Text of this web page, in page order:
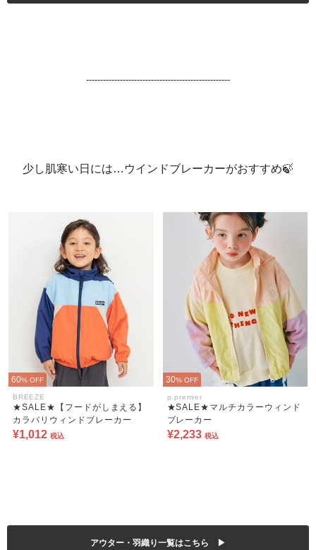
---------------------------------------------------
少し肌寒い日には…ウインドブレーカーがおすすめ🍃
60% OFF
BREEZE
★SALE★【フードがしまえる】
カラバリウィンドブレーカー
¥1,012 税込
30% OFF
p.premier
★SALE★マルチカラーウィンド
ブレーカー
¥2,233 税込
アウター・羽織り一覧はこちら ▶